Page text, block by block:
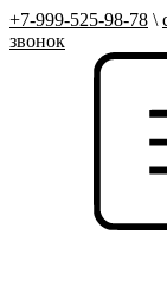
+7-999-525-98-78 \
звонок